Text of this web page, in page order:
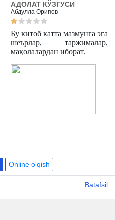
АДОЛАТ КЎЗГУСИ
Абдулла Орипов
Бу китоб катта мазмунга эга
шеърлар, таржималар,
мақолалардан иборат.
Online o'qish
Batafsil